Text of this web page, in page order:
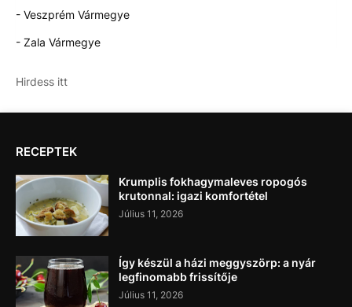
- Veszprém Vármegye
- Zala Vármegye
Hirdess itt
RECEPTEK
Krumplis fokhagymaleves ropogós
krutonnal: igazi komfortétel
Július 11, 2026
Így készül a házi meggyszörp: a nyár
legfinomabb frissítője
Július 11, 2026